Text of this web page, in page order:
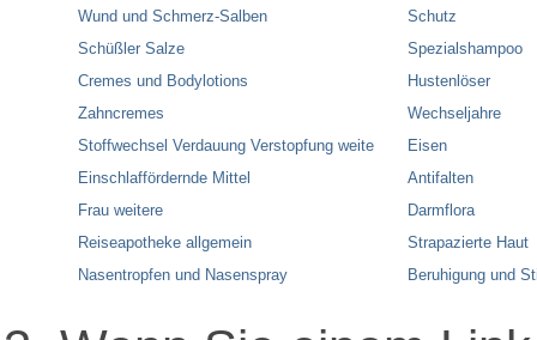
Wund und Schmerz-Salben
Schüßler Salze
Cremes und Bodylotions
Zahncremes
Stoffwechsel Verdauung Verstopfung weite
Einschlaffördernde Mittel
Frau weitere
Reiseapotheke allgemein
Nasentropfen und Nasenspray
Schutz
Spezialshampoo
Hustenlöser
Wechseljahre
Eisen
Antifalten
Darmflora
Strapazierte Haut
Beruhigung und